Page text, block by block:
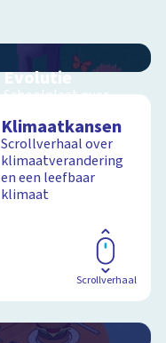
Evolutie
Schoolplaat over
geologische
tijdschaal
Klimaatkansen
Scrollverhaal over
klimaatverandering
en een leefbaar
klimaat
Scrollverhaal